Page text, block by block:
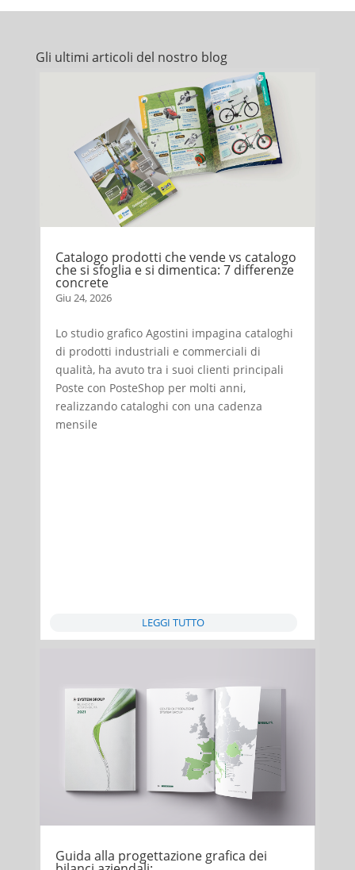
Gli ultimi articoli del nostro blog
Catalogo prodotti che vende vs catalogo
che si sfoglia e si dimentica: 7 differenze
concrete
Giu 24, 2026
Lo studio grafico Agostini impagina cataloghi
di prodotti industriali e commerciali di
qualità, ha avuto tra i suoi clienti principali
Poste con PosteShop per molti anni,
realizzando cataloghi con una cadenza
mensile
LEGGI TUTTO
Guida alla progettazione grafica dei